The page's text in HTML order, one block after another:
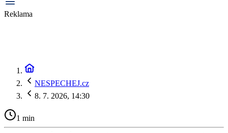
Reklama
NESPECHEJ.cz
8. 7. 2026, 14:30
1 min